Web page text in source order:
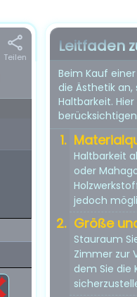
Teilen
Leitfaden
Beim Kauf
die Ästhetik
Haltbarkeit.
Haltbarkeit
oder
jedoch
Größe
Stauraum
Zimmer zur
dem Sie